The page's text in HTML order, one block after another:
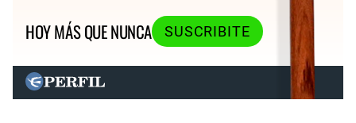
HOY MÁS QUE NUNCA
SUSCRIBITE